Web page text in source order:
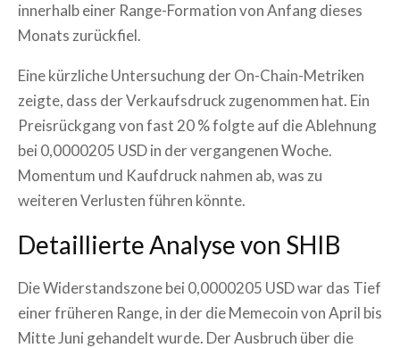
innerhalb einer Range-Formation von Anfang dieses
Monats zurückfiel.
Eine kürzliche Untersuchung der On-Chain-Metriken
zeigte, dass der Verkaufsdruck zugenommen hat. Ein
Preisrückgang von fast 20 % folgte auf die Ablehnung
bei 0,0000205 USD in der vergangenen Woche.
Momentum und Kaufdruck nahmen ab, was zu
weiteren Verlusten führen könnte.
Detaillierte Analyse von SHIB
Die Widerstandszone bei 0,0000205 USD war das Tief
einer früheren Range, in der die Memecoin von April bis
Mitte Juni gehandelt wurde. Der Ausbruch über die